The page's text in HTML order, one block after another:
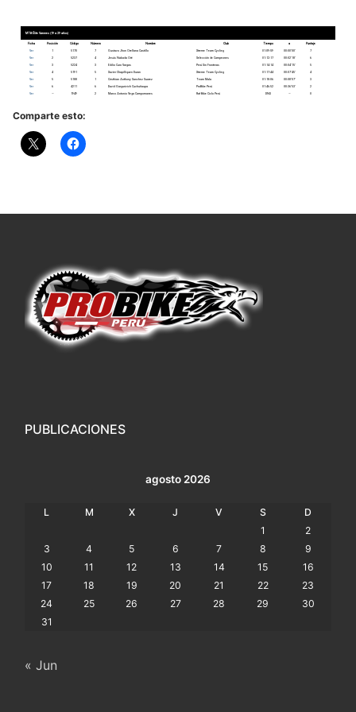
MTB Élite Varones (19 a 29 años)
Ficha Posición Código Número Nombre Club Tiempo a
Puntaje
Ver
1 5170 7 Gustavo Jhon Orellana Castillo Xtreme Team Cycling 01:09:59 00:00’00’
7
Ver
2 5237 4 Jesús Nakada Oré Selección de Campeones 01:12:17 00:02’18’
6
Ver
3 5224 3 Edilio Curo Vargas Perú Sin Fronteras 01:14:14 00:04’15’
5
Ver
4 5191 5 Xavier Chapilliquen Duran Xtreme Team Cycling 01:17:44 00:07’45’
4
Ver
5 5188 1 Cristhian Anthony Sanchez Suarez Team Mala 01:18:06 00:08’07’
3
Ver
6 4211 6 David Gargurivich Cuchuñaupa ProBike Perú 01:46:52 00:36’53’
2
Ver
— 1949 2 Marco Antonio Vega Campomanes Raf Bike Ciclo Perú DNS —
Comparte esto:
PUBLICACIONES
agosto 2026
L M X J V S
D
1
2
3
4 5 6 7 8
9
10
11 12 13 14 15
16
17
18 19 20 21 22
23
24
25 26 27 28 29
30
31
« Jun